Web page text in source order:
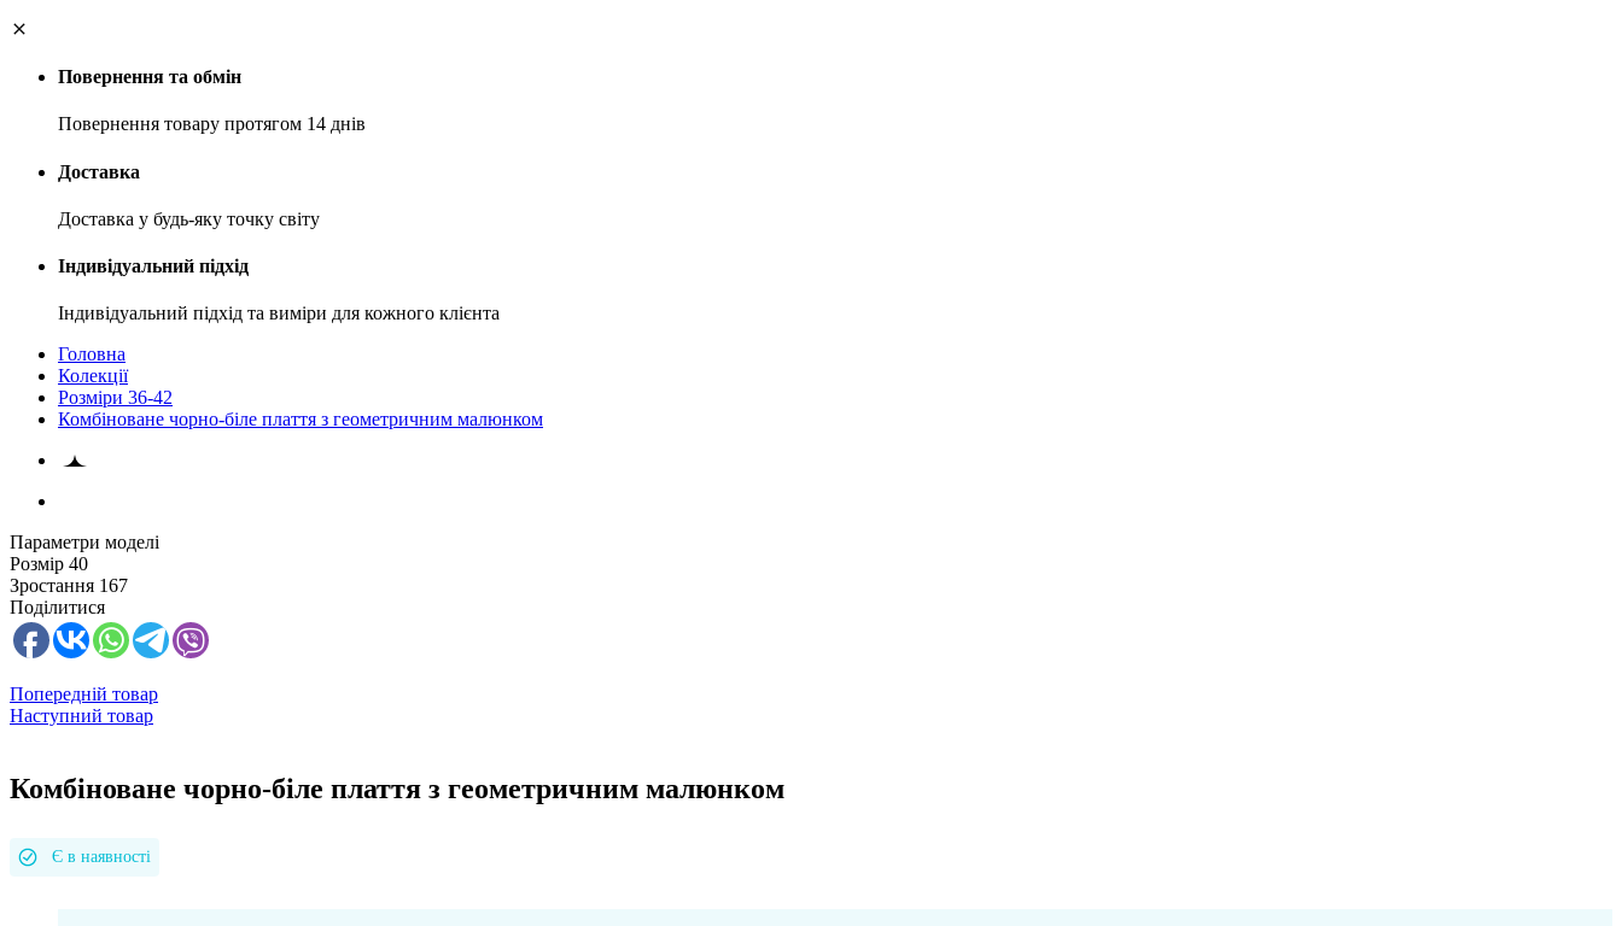
Повернення та обмін
Повернення товару протягом 14 днів
Доставка
Доставка у будь-яку точку світу
Індивідуальний підхід
Індивідуальний підхід та виміри для кожного клієнта
Головна
Колекції
Розміри 36-42
Комбіноване чорно-біле плаття з геометричним малюнком
Параметри моделі
Розмір 40
Зростання 167
Поділитися
Попередній товар
Наступний товар
Комбіноване чорно-біле плаття з геометричним малюнком
Є в наявності